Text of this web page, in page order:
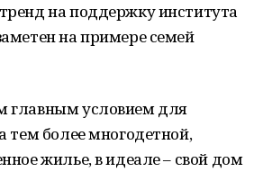
на поддержку института
на примере семей
главным условием для
тем более многодетной,
жилье, в идеале – свой дом